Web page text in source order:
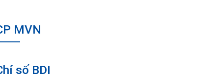
MVN
số BDI